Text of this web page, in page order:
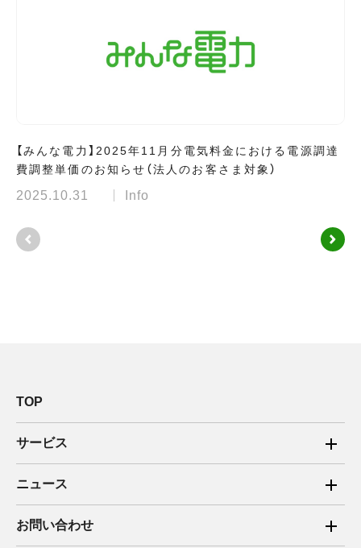
【みんな電力】2025年11月分電気料金における電源調達
費調整単価のお知らせ（法人のお客さま対象）
2025.10.31 Info
TOP
サービス
ご家庭向け電力サービス
法人向け脱炭素サービス
ニュース
2025年
お問い合わせ